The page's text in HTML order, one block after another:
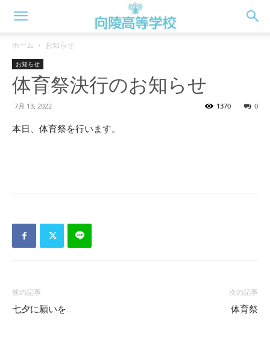
ホーム お知らせ
お知らせ
体育祭決行のお知らせ
7月 13, 2022 0
1370
本日、体育祭を行います。
前の記事
七夕に願いを…
次の記事
体育祭